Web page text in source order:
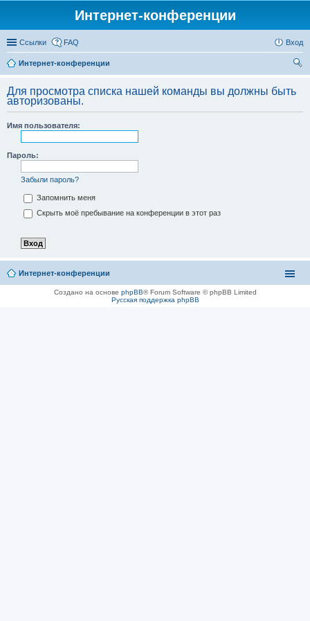
Интернет-конференции
Ссылки FAQ Вход
Интернет-конференции
ск
Для просмотра списка нашей команды вы должны быть
авторизованы.
Имя пользователя:
Пароль:
Забыли пароль?
Запомнить меня
Скрыть моё пребывание на конференции в этот раз
Интернет-конференции
Создано на основе phpBB® Forum Software © phpBB Limited
Русская поддержка phpBB